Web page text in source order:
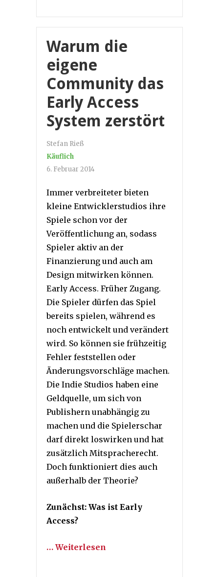
Warum die
eigene
Community das
Early Access
System zerstört
Stefan Rieß
Käuflich
6. Februar 2014
Immer verbreiteter bieten
kleine Entwicklerstudios ihre
Spiele schon vor der
Veröffentlichung an, sodass
Spieler aktiv an der
Finanzierung und auch am
Design mitwirken können.
Early Access. Früher Zugang.
Die Spieler dürfen das Spiel
bereits spielen, während es
noch entwickelt und verändert
wird. So können sie frühzeitig
Fehler feststellen oder
Änderungsvorschläge machen.
Die Indie Studios haben eine
Geldquelle, um sich von
Publishern unabhängig zu
machen und die Spielerschar
darf direkt loswirken und hat
zusätzlich Mitspracherecht.
Doch funktioniert dies auch
außerhalb der Theorie?
Zunächst: Was ist Early
Access?
… Weiterlesen